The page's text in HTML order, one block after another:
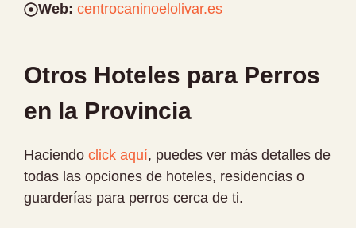
Web: centrocaninoelolivar.es
Otros Hoteles para Perros
en la Provincia
Haciendo click aquí, puedes ver más detalles de
todas las opciones de hoteles, residencias o
guarderías para perros cerca de ti.